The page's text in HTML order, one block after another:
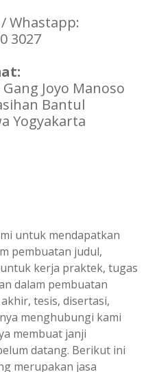
Whastapp:
3027
Joyo Manoso
Bantul
Yogyakarta
untuk mendapatkan
pembuatan judul,
kerja praktek, tugas
dalam pembuatan
tesis, disertasi,
menghubungi kami
membuat janji
datang. Berikut ini
merupakan jasa